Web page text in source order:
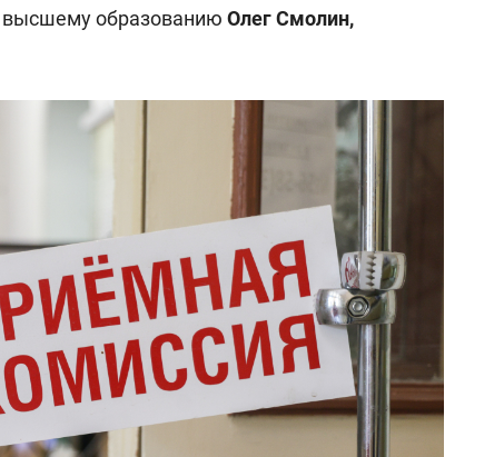
высшему образованию Олег Смолин,